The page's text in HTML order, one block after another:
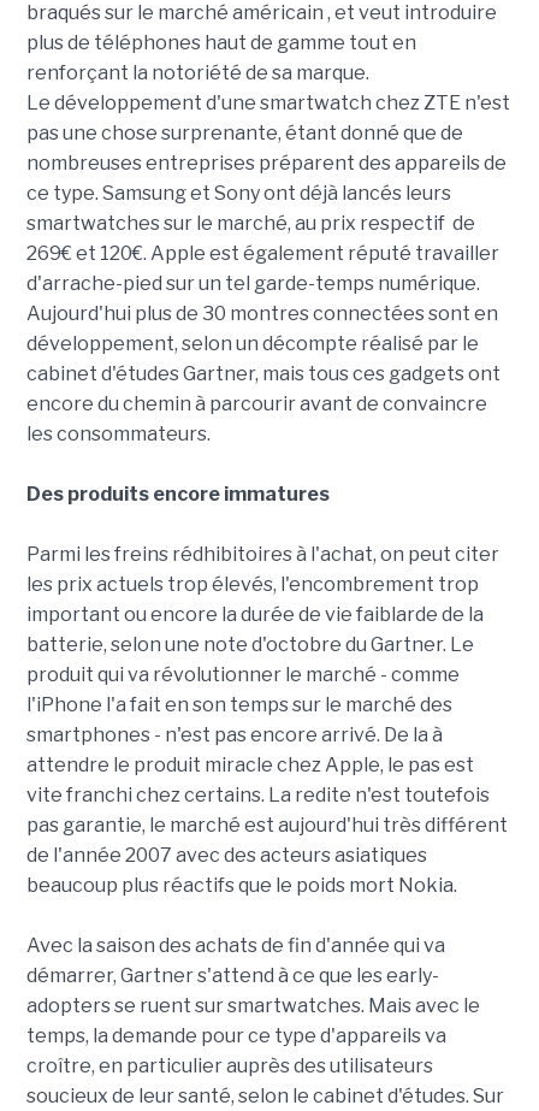
braqués sur le marché américain , et veut introduire
plus de téléphones haut de gamme tout en
renforçant la notoriété de sa marque.
Le développement d'une smartwatch chez ZTE n'est
pas une chose surprenante, étant donné que de
nombreuses entreprises préparent des appareils de
ce type. Samsung et Sony ont déjà lancés leurs
smartwatches sur le marché, au prix respectif de
269€ et 120€. Apple est également réputé travailler
d'arrache-pied sur un tel garde-temps numérique.
Aujourd'hui plus de 30 montres connectées sont en
développement, selon un décompte réalisé par le
cabinet d'études Gartner, mais tous ces gadgets ont
encore du chemin à parcourir avant de convaincre
les consommateurs.
Des produits encore immatures
Parmi les freins rédhibitoires à l'achat, on peut citer
les prix actuels trop élevés, l'encombrement trop
important ou encore la durée de vie faiblarde de la
batterie, selon une note d'octobre du Gartner. Le
produit qui va révolutionner le marché - comme
l'iPhone l'a fait en son temps sur le marché des
smartphones - n'est pas encore arrivé. De la à
attendre le produit miracle chez Apple, le pas est
vite franchi chez certains. La redite n'est toutefois
pas garantie, le marché est aujourd'hui très différent
de l'année 2007 avec des acteurs asiatiques
beaucoup plus réactifs que le poids mort Nokia.
Avec la saison des achats de fin d'année qui va
démarrer, Gartner s'attend à ce que les early-
adopters se ruent sur smartwatches. Mais avec le
temps, la demande pour ce type d'appareils va
croître, en particulier auprès des utilisateurs
soucieux de leur santé, selon le cabinet d'études. Sur